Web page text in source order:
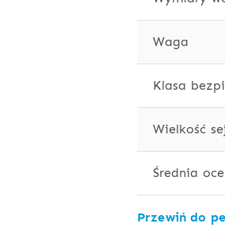
Waga
Klasa
Wielkość
Średnia
Przewiń do